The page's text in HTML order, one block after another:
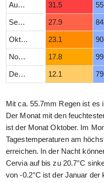
August 31.5
September 27.9
Oktober 23.1
November 17.8
Dezember 12.1
Mit ca. 55.7mm Regen ist es
Der Monat mit den
ist der Monat Oktober. Im
Tagestemperaturen am
erreichen. In der Nacht
Cervia auf bis zu 20.7°C
von -0.2°C ist der Januar der